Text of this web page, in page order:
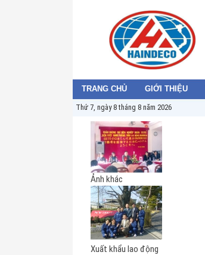
TRANG CHỦ GIỚI THIỆU
Thứ 7, ngày 8 tháng 8 năm 2026
Ảnh khác
Xuất khẩu lao động